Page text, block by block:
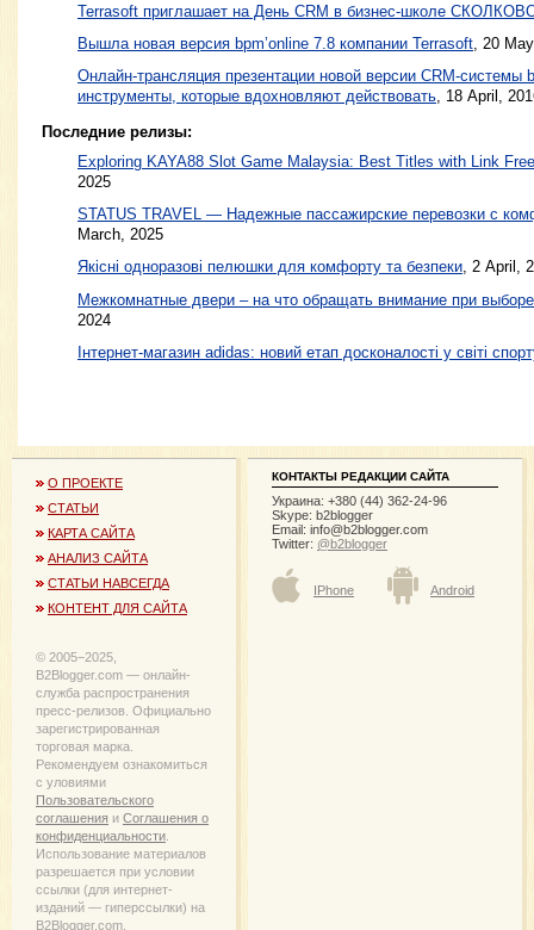
Terrasoft приглашает на День CRM в бизнес-школе
Вышла новая версия bpm’online 7.8 компании Terrasoft, 20
Онлайн-трансляция презентации новой версии CRM-системы
инструменты, которые вдохновляют действовать, 18 April,
Последние релизы:
Exploring KAYA88 Slot Game Malaysia: Best Titles with Link
2025
STATUS TRAVEL — Надежные пассажирские перевозки с
March, 2025
Якісні одноразові пелюшки для комфорту та безпеки, 2 April,
Межкомнатные двери – на что обращать внимание при
2024
Інтернет-магазин adidas: новий етап досконалості у світі
О ПРОЕКТЕ
СТАТЬИ
КАРТА САЙТА
АНАЛИЗ САЙТА
СТАТЬИ НАВСЕГДА
КОНТЕНТ ДЛЯ САЙТА
© 2005−2025,
B2Blogger.com — онлайн-
служба распространения
пресс-релизов. Официально
зарегистрированная
торговая марка.
Рекомендуем ознакомиться
с уловиями
Пользовательского
соглашения и Соглашения о
конфиденциальности
Использование материалов
разрешается при условии
ссылки (для интернет-
изданий — гиперссылки) на
B2Blogger.com.
КОНТАКТЫ РЕДАКЦИИ САЙТА
Украина: +380 (44) 362-24-96
Skype: b2blogger
Email: info@b2blogger.com
Twitter: @b2blogger
IPhone Android